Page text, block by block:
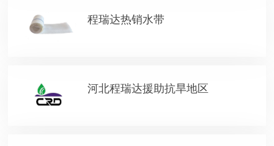
程瑞达热销水带
河北程瑞达援助抗旱地区